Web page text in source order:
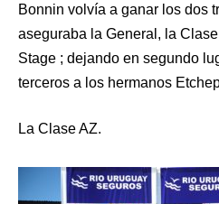
Bonnin volvía a ganar los dos
aseguraba la General, la
Stage ; dejando en segundo
terceros a los hermanos
La Clase AZ.